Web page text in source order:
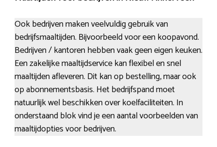
Ook bedrijven maken veelvuldig gebruik van
bedrijfsmaaltijden. Bijvoorbeeld voor een koopavond.
Bedrijven / kantoren hebben vaak geen eigen keuken.
Een zakelijke maaltijdservice kan flexibel en snel
maaltijden afleveren. Dit kan op bestelling, maar ook
op abonnementsbasis. Het bedrijfspand moet
natuurlijk wel beschikken over koelfaciliteiten. In
onderstaand blok vind je een aantal voorbeelden van
maaltijdopties voor bedrijven.